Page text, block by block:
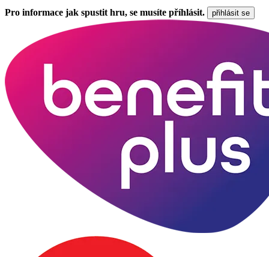
Pro informace jak spustit hru, se musíte příhlásit.
přihlásit se